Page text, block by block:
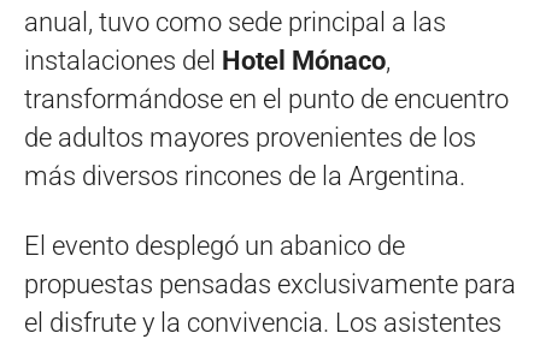
anual, tuvo como sede principal a las
instalaciones del Hotel Mónaco,
transformándose en el punto de encuentro
de adultos mayores provenientes de los
más diversos rincones de la Argentina.
El evento desplegó un abanico de
propuestas pensadas exclusivamente para
el disfrute y la convivencia. Los asistentes